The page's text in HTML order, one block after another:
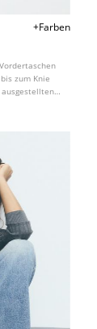
+Farben
zum Knie